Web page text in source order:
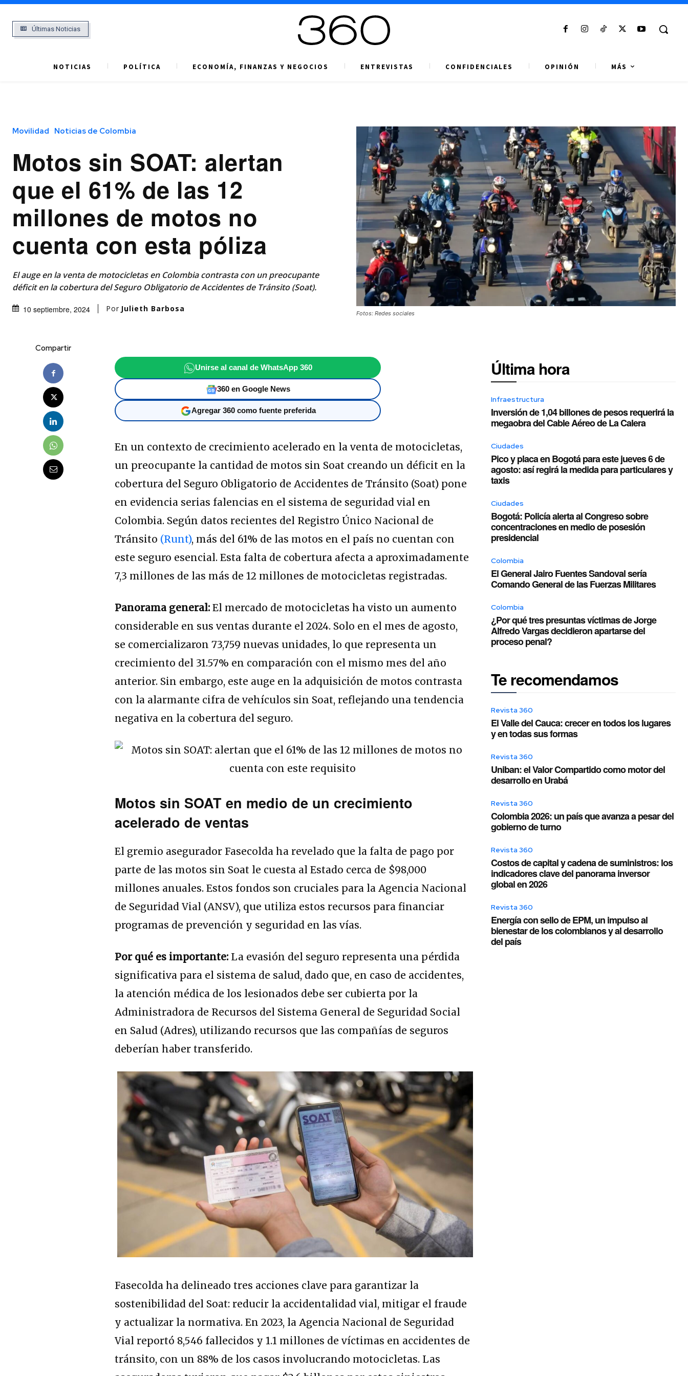
Últimas Noticias
NOTICIAS POLÍTICA ECONOMÍA, FINANZAS Y NEGOCIOS ENTREVISTAS CONFIDENCIALES OPINIÓN MÁS
Movilidad Noticias de Colombia
Motos sin SOAT: alertan
que el 61% de las 12
millones de motos no
cuenta con esta póliza
El auge en la venta de motocicletas en Colombia contrasta con un preocupante
déficit en la cobertura del Seguro Obligatorio de Accidentes de Tránsito (Soat).
10 septiembre, 2024 Por Julieth Barbosa Fotos: Redes sociales
Compartir
Unirse al canal de WhatsApp 360
360 en Google News
Agregar 360 como fuente preferida
En un contexto de crecimiento acelerado en la venta de motocicletas,
un preocupante la cantidad de motos sin Soat creando un déficit en la
cobertura del Seguro Obligatorio de Accidentes de Tránsito (Soat) pone
en evidencia serias falencias en el sistema de seguridad vial en
Colombia. Según datos recientes del Registro Único Nacional de
Tránsito (Runt), más del 61% de las motos en el país no cuentan con
este seguro esencial. Esta falta de cobertura afecta a aproximadamente
7,3 millones de las más de 12 millones de motocicletas registradas.
Panorama general:El mercado de motocicletas ha visto un aumento
considerable en sus ventas durante el 2024. Solo en el mes de agosto,
se comercializaron 73,759 nuevas unidades, lo que representa un
crecimiento del 31.57% en comparación con el mismo mes del año
anterior. Sin embargo, este auge en la adquisición de motos contrasta
con la alarmante cifra de vehículos sin Soat, reflejando una tendencia
negativa en la cobertura del seguro.
Motos sin SOAT en medio de un crecimiento
acelerado de ventas
El gremio asegurador Fasecolda ha revelado que la falta de pago por
parte de las motos sin Soat le cuesta al Estado cerca de $98,000
millones anuales. Estos fondos son cruciales para la Agencia Nacional
de Seguridad Vial (ANSV), que utiliza estos recursos para financiar
programas de prevención y seguridad en las vías.
Por qué es importante: La evasión del seguro representa una pérdida
significativa para el sistema de salud, dado que, en caso de accidentes,
la atención médica de los lesionados debe ser cubierta por la
Administradora de Recursos del Sistema General de Seguridad Social
en Salud (Adres), utilizando recursos que las compañías de seguros
deberían haber transferido.
Fasecolda ha delineado tres acciones clave para garantizar la
sostenibilidad del Soat: reducir la accidentalidad vial, mitigar el fraude
y actualizar la normativa. En 2023, la Agencia Nacional de Seguridad
Vial reportó 8,546 fallecidos y 1.1 millones de víctimas en accidentes de
tránsito, con un 88% de los casos involucrando motocicletas. Las
Última hora
Infraestructura
Inversión de 1,04 billones de pesos requerirá la
megaobra del Cable Aéreo de La Calera
Ciudades
Pico y placa en Bogotá para este jueves 6 de
agosto: así regirá la medida para particulares y
taxis
Ciudades
Bogotá: Policía alerta al Congreso sobre
concentraciones en medio de posesión
presidencial
Colombia
El General Jairo Fuentes Sandoval sería
Comando General de las Fuerzas Militares
Colombia
¿Por qué tres presuntas víctimas de Jorge
Alfredo Vargas decidieron apartarse del
proceso penal?
Te recomendamos
Revista 360
El Valle del Cauca: crecer en todos los lugares
y en todas sus formas
Revista 360
Uniban: el Valor Compartido como motor del
desarrollo en Urabá
Revista 360
Colombia 2026: un país que avanza a pesar del
gobierno de turno
Revista 360
Costos de capital y cadena de suministros: los
indicadores clave del panorama inversor
global en 2026
Revista 360
Energía con sello de EPM, un impulso al
bienestar de los colombianos y al desarrollo
del país